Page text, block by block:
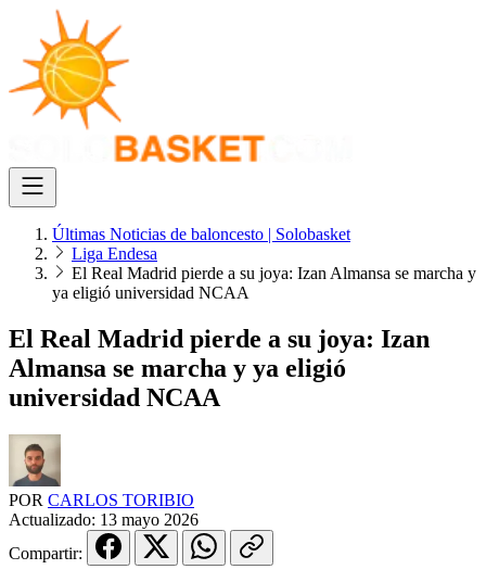
Últimas Noticias de baloncesto | Solobasket
Liga Endesa
El Real Madrid pierde a su joya: Izan Almansa se marcha y
ya eligió universidad NCAA
El Real Madrid pierde a su joya: Izan
Almansa se marcha y ya eligió
universidad NCAA
POR CARLOS TORIBIO
Actualizado: 13 mayo 2026
Compartir: